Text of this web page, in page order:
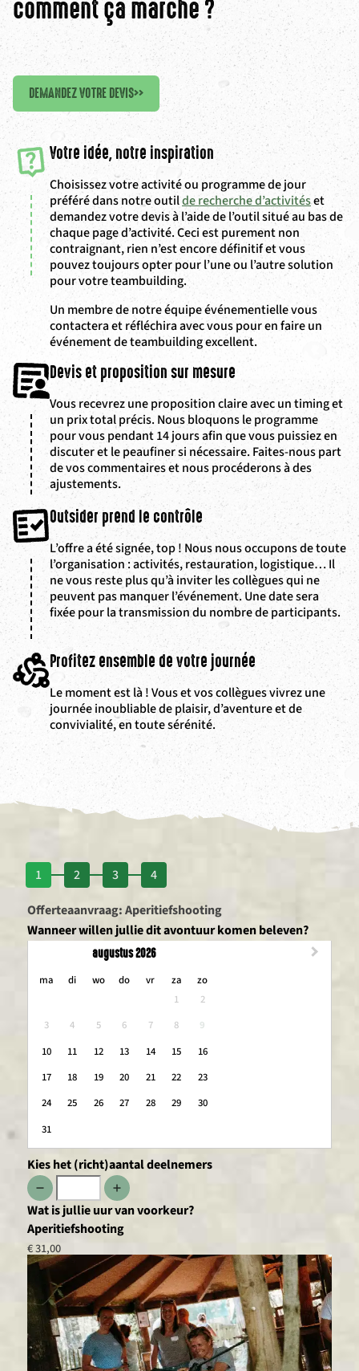
comment ça marche ?
DEMANDEZ VOTRE DEVIS>>
Votre idée, notre inspiration
Choisissez votre activité ou programme de jour
préféré dans notre outilde recherche d’activitéset
demandez votre devis à l’aide de l’outil situé au bas de
chaque page d’activité. Ceci est purement non
contraignant, rien n’est encore définitif et vous
pouvez toujours opter pour l’une ou l’autre solution
pour votre teambuilding.
Un membre de notre équipe événementielle vous
contactera et réfléchira avec vous pour en faire un
événement de teambuilding excellent.
Devis et proposition sur mesure
Vous recevrez une proposition claire avec un timing et
un prix total précis. Nous bloquons le programme
pour vous pendant 14 jours afin que vous puissiez en
discuter et le peaufiner si nécessaire. Faites-nous part
de vos commentaires et nous procéderons à des
ajustements.
Outsider prend le contrôle
L’offre a été signée, top ! Nous nous occupons de toute
l’organisation : activités, restauration, logistique… Il
ne vous reste plus qu’à inviter les collègues qui ne
peuvent pas manquer l’événement. Une date sera
fixée pour la transmission du nombre de participants.
Profitez ensemble de votre journée
Le moment est là ! Vous et vos collègues vivrez une
journée inoubliable de plaisir, d’aventure et de
convivialité, en toute sérénité.
1 2 3
4
Offerteaanvraag: Aperitiefshooting
Wanneer willen jullie dit avontuur komen beleven?
augustus 2026
maandag
ma dinsdag
di woensdag
wo donderdag
do vrijdag
vr zaterdag
za zondag
zo
1
2
3
4 5 6 7 8
9
10
11 12 13 14 15
16
17
18 19 20 21 22
23
24
25 26 27 28 29
30
31
Kies het (richt)aantal deelnemers
Wat is jullie uur van voorkeur?
Aperitiefshooting
€ 31,00